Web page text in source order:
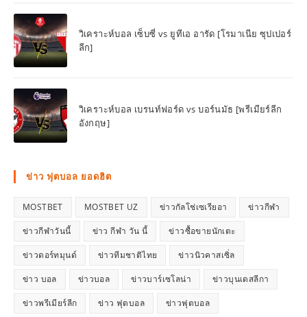
วิเคราะห์บอล เซ็บซี่ vs ยูทีเอ อารัด [โรมาเนีย ซุปเปอร์
ลีก]
วิเคราะห์บอล เบรนท์ฟอร์ด vs บอร์นมัธ [พรีเมียร์ลีก
อังกฤษ]
ข่าว ฟุตบอล ยอดฮิต
MOSTBET MOSTBET UZ ข่าวกัลโช่เซเรียอา ข่าวกีฬา
ข่าวกีฬาวันนี้ ข่าว กีฬา วัน นี้ ข่าวซื้อขายนักเตะ
ข่าวดอร์ทมุนด์ ข่าวทีมชาติไทย ข่าวนิวคาสเซิ่ล
ข่าว บอล ข่าวบอล ข่าวบาร์เซโลน่า ข่าวบุนเดสลีกา
ข่าวพรีเมียร์ลีก ข่าว ฟุตบอล ข่าวฟุตบอล